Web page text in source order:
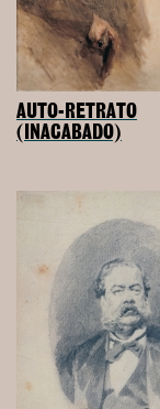
AUTO-RETRATO
(INACABADO)